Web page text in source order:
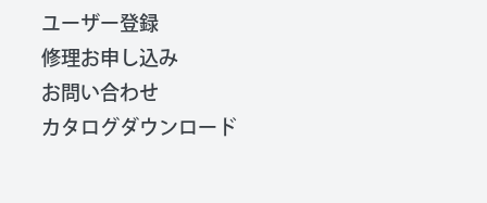
ユーザー登録
修理お申し込み
お問い合わせ
カタログダウンロード